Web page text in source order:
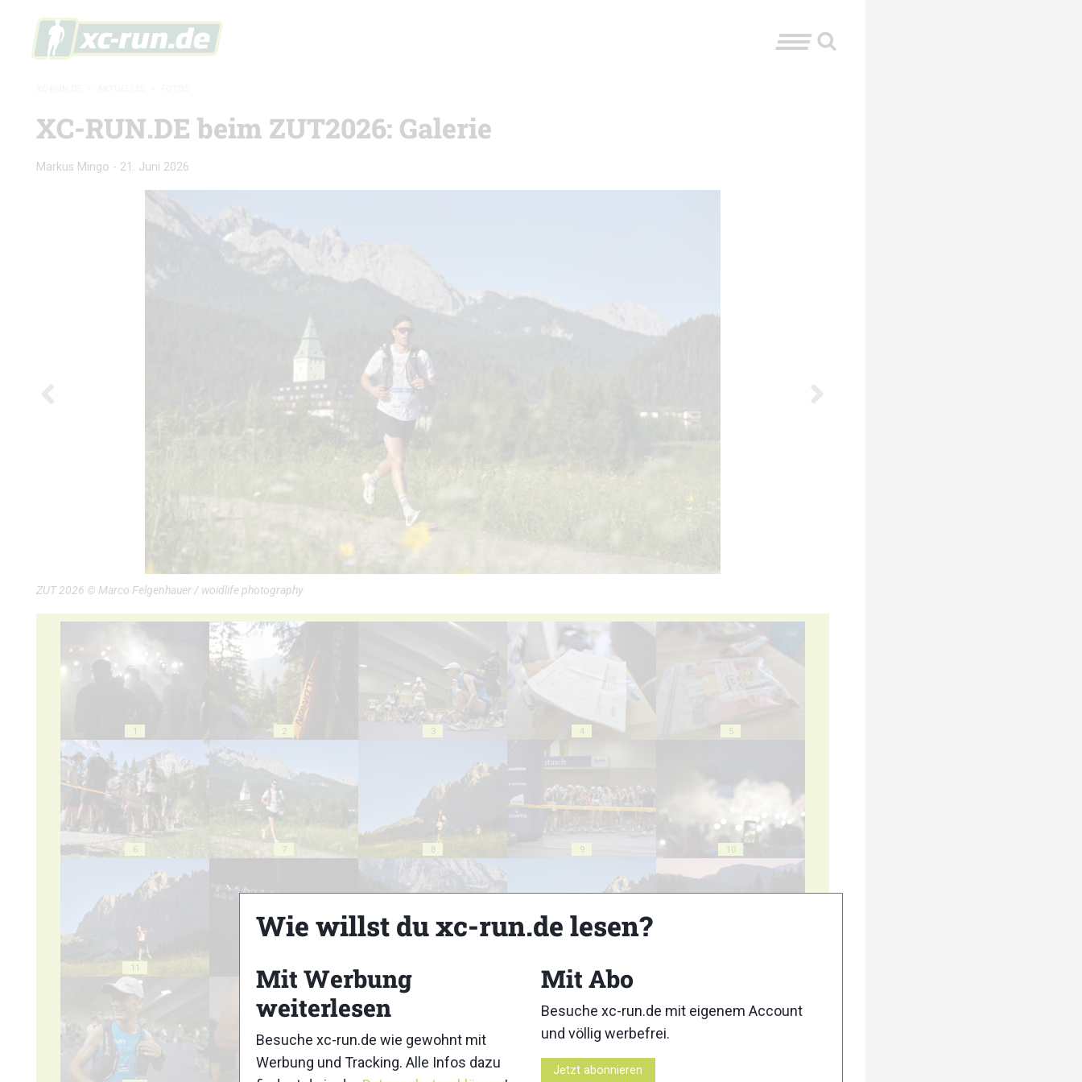
XC-RUN.DE beim ZUT2026: Galerie
Markus Mingo - 21. Juni 2026
ZUT 2026 © Marco Felgenhauer / woidlife photography
1 2 3 4 5
6 7 8 9 10
11 12
Wie willst du xc-run.de lesen?
Mit Werbung
weiterlesen
Besuche xc-run.de wie gewohnt mit
Werbung und Tracking. Alle Infos dazu
Mit Abo
Besuche xc-run.de mit eigenem Account
und völlig werbefrei.
Jetzt abonnieren